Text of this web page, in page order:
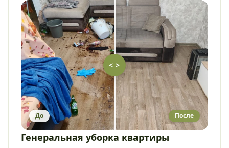
< >
До После
Генеральная уборка квартиры